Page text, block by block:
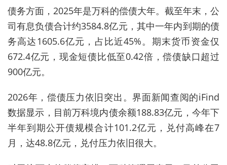
债务方面，2025年是万科的偿债大年。截至年末，公
司有息负债合计约3584.8亿元，其中一年内到期的债
务高达1605.6亿元，占比近45%。期末货币资金仅
672.4亿元，现金短债比低至0.42倍，偿债缺口超过
900亿元。
2026年，偿债压力依旧突出。界面新闻查阅的iFind
数据显示，目前万科境内债余额188.83亿元，今年下
半年到期公开债规模合计101.2亿元，兑付高峰在7
月，达48.8亿元，兑付压力依旧很大。